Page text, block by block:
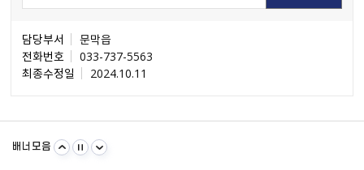
담당부서
문막읍
전화번호
033-737-5563
최종수정일
2024.10.11
배너모음
강원일자리정보망